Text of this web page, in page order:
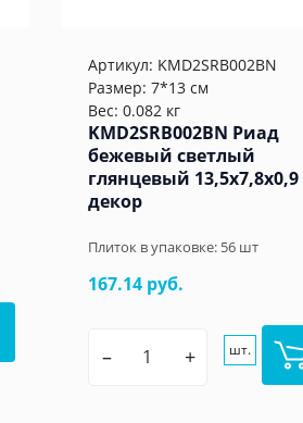
Артикул: KMD2SRB002BN
Размер: 7*13 см
Вес: 0.082 кг
KMD2SRB002BN Риад
бежевый светлый
глянцевый 13,5x7,8x0,9
декор
Плиток в упаковке: 56 шт
167.14 руб.
– + шт.